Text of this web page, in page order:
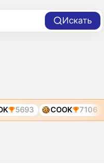
Искать
5693 COOK 7106